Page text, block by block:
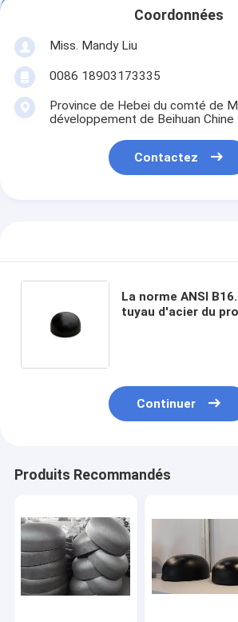
Coordonnées
Miss. Mandy Liu
0086 18903173335
Province de Hebei du comté de
développement de Beihuan Chine
Contactez
La norme ANSI
tuyau d'acier du
Continuer
Produits Recommandés